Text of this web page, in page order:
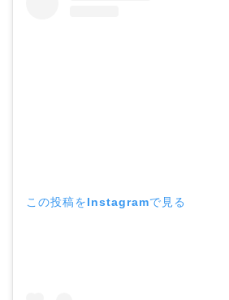
この投稿をInstagramで見る